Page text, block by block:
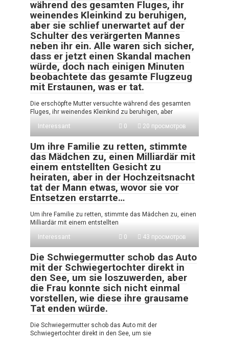
während des gesamten Fluges, ihr
weinendes Kleinkind zu beruhigen,
aber sie schlief unerwartet auf der
Schulter des verärgerten Mannes
neben ihr ein. Alle waren sich sicher,
dass er jetzt einen Skandal machen
würde, doch nach einigen Minuten
beobachtete das gesamte Flugzeug
mit Erstaunen, was er tat.
Die erschöpfte Mutter versuchte während des gesamten
Fluges, ihr weinendes Kleinkind zu beruhigen, aber
Interessant
0 20 просмотров
Um ihre Familie zu retten, stimmte
das Mädchen zu, einen Milliardär mit
einem entstellten Gesicht zu
heiraten, aber in der Hochzeitsnacht
tat der Mann etwas, wovor sie vor
Entsetzen erstarrte…
Um ihre Familie zu retten, stimmte das Mädchen zu, einen
Milliardär mit einem entstellten
Interessant
0 43 просмотров
Die Schwiegermutter schob das Auto
mit der Schwiegertochter direkt in
den See, um sie loszuwerden, aber
die Frau konnte sich nicht einmal
vorstellen, wie diese ihre grausame
Tat enden würde.
Die Schwiegermutter schob das Auto mit der
Schwiegertochter direkt in den See, um sie